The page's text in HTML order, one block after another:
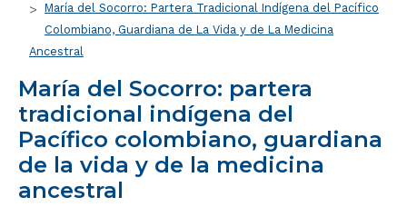
María del Socorro: Partera Tradicional Indígena del Pacífico
Colombiano, Guardiana de La Vida y de La Medicina
Ancestral
María del Socorro: partera
tradicional indígena del
Pacífico colombiano, guardiana
de la vida y de la medicina
ancestral